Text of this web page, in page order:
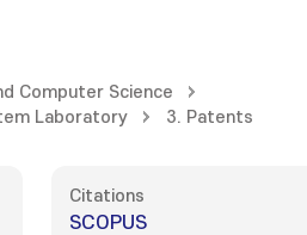
Computer Science
Laboratory
3. Patents
Citations
SCOPUS